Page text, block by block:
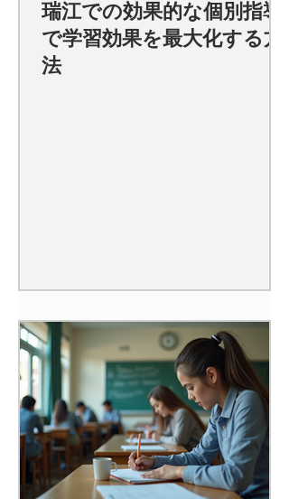
瑞江での効果的な個別指導
で学習効果を最大化する方
法